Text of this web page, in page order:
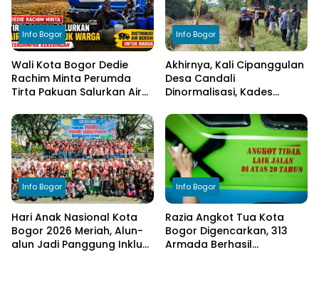
Info Bogor
Wali Kota Bogor Dedie
Rachim Minta Perumda
Tirta Pakuan Salurkan Air
Terdampak Kekeringan
Info Bogor
Akhirnya, Kali Cipanggulan
Desa Candali
Dinormalisasi, Kades
kepada Bupati Bogor
Info Bogor
Hari Anak Nasional Kota
Bogor 2026 Meriah, Alun-
alun Jadi Panggung Inklusi
Info Bogor
Razia Angkot Tua Kota
Bogor Digencarkan, 313
Armada Berhasil